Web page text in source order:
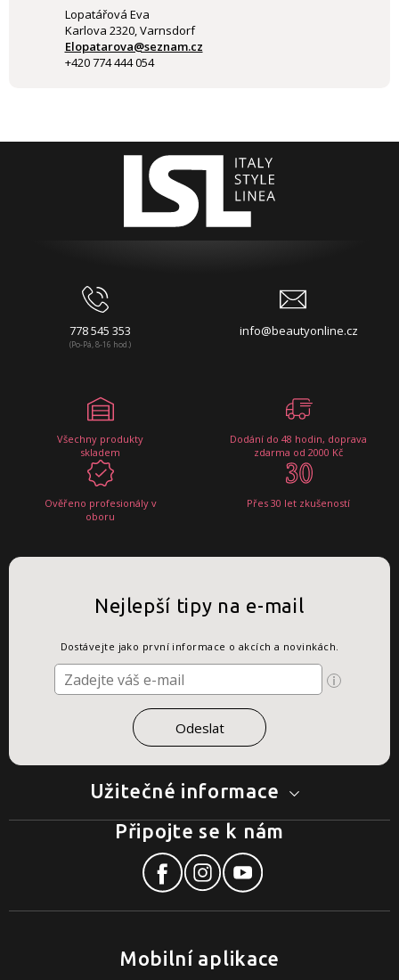
Lopatářová Eva
Karlova 2320, Varnsdorf
Elopatarova@seznam.cz
+420 774 444 054
778 545 353
(Po-Pá, 8-16 hod.)
info@beautyonline.cz
Všechny produkty
skladem
Dodání do 48 hodin, doprava
zdarma od 2000 Kč
Ověřeno profesionály v
oboru
Přes 30 let zkušeností
Užitečné informace
Nejlepší tipy na e-mail
Dostávejte jako první informace o akcích a novinkách.
Mobilní aplikace
Připojte se k nám